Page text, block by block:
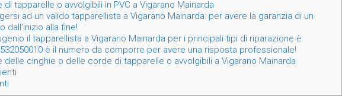
di tapparelle o avvolgibili in PVC a Vigarano Mainarda
ad un valido tapparellista a Vigarano Mainarda: per avere la garanzia di un
alla fine!
il tapparellista a Vigarano Mainarda per i principali tipi di riparazione è
è il numero da comporre per avere una risposta professionale!
delle cinghie o delle corde di tapparelle o avvolgibili a Vigarano Mainarda